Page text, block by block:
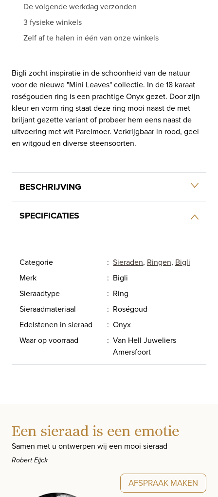
De volgende werkdag verzonden
3 fysieke winkels
Zelf af te halen in één van onze winkels
Bigli zocht inspiratie in de schoonheid van de natuur
voor de nieuwe "Mini Leaves" collectie. In de 18 karaat
roségouden ring is een prachtige Onyx gezet. Door zijn
kleur en vorm ring staat deze ring mooi naast de met
briljant gezette variant of probeer hem eens naast de
uitvoering met wit Parelmoer. Verkrijgbaar in rood, geel
en witgoud en diverse steensoorten.
BESCHRIJVING
SPECIFICATIES
Categorie : Sieraden, Ringen, Bigli
Merk
: Bigli
Sieraadtype
: Ring
Sieraadmateriaal
: Roségoud
Edelstenen in sieraad
: Onyx
Waar op voorraad
: Van Hell Juweliers
Amersfoort
Een sieraad is een emotie
Samen met u ontwerpen wij een mooi sieraad
Robert Eijck
AFSPRAAK MAKEN